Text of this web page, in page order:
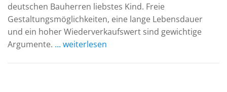
deutschen Bauherren liebstes Kind. Freie
Gestaltungsmöglichkeiten, eine lange Lebensdauer
und ein hoher Wiederverkaufswert sind gewichtige
Argumente. ... weiterlesen